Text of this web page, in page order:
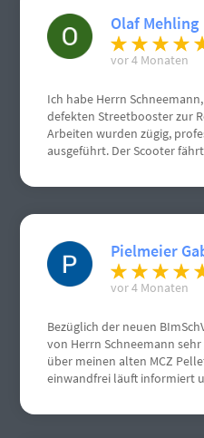
Olaf Mehling
vor 4 Monaten
Ich habe Herrn
defekten Streetbooster zur
Arbeiten wurden zügig,
ausgeführt. Der Scooter
Pielmeier
vor 4 Monaten
Bezüglich der neuen
von Herrn Schneemann
über meinen alten MCZ
einwandfrei läuft informiert
vielen Dank.